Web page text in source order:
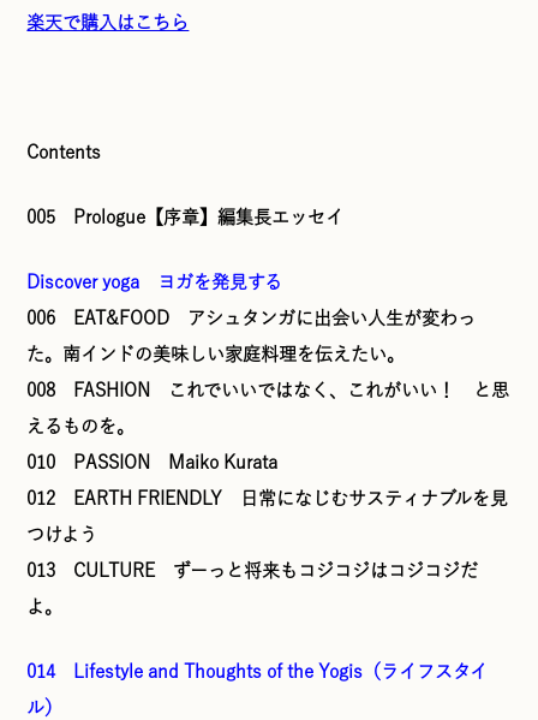
楽天で購入はこちら
Contents
005 Prologue【序章】編集長エッセイ
Discover yoga ヨガを発見する
006 EAT&FOOD アシュタンガに出会い人生が変わっ
た。南インドの美味しい家庭料理を伝えたい。
008 FASHION これでいいではなく、これがいい！ と思
えるものを。
010 PASSION Maiko Kurata
012 EARTH FRIENDLY 日常になじむサスティナブルを見
つけよう
013 CULTURE ずーっと将来もコジコジはコジコジだ
よ。
014 Lifestyle and Thoughts of the Yogis（ライフスタイ
ル）